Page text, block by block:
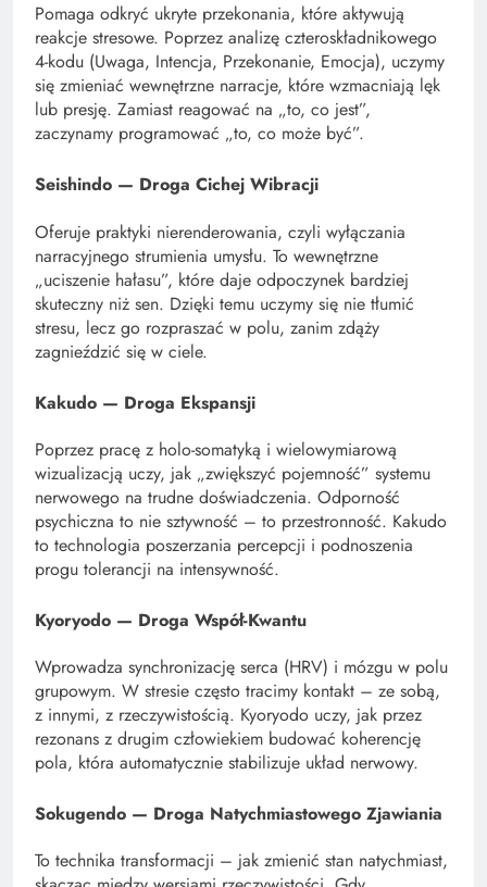
Pomaga odkryć ukryte przekonania, które aktywują
reakcje stresowe. Poprzez analizę czteroskładnikowego
4-kodu (Uwaga, Intencja, Przekonanie, Emocja), uczymy
się zmieniać wewnętrzne narracje, które wzmacniają lęk
lub presję. Zamiast reagować na „to, co jest”,
zaczynamy programować „to, co może być”.
Seishindo — Droga Cichej Wibracji
Oferuje praktyki nierenderowania, czyli wyłączania
narracyjnego strumienia umysłu. To wewnętrzne
„uciszenie hałasu”, które daje odpoczynek bardziej
skuteczny niż sen. Dzięki temu uczymy się nie tłumić
stresu, lecz go rozpraszać w polu, zanim zdąży
zagnieździć się w ciele.
Kakudo — Droga Ekspansji
Poprzez pracę z holo-somatyką i wielowymiarową
wizualizacją uczy, jak „zwiększyć pojemność” systemu
nerwowego na trudne doświadczenia. Odporność
psychiczna to nie sztywność – to przestronność. Kakudo
to technologia poszerzania percepcji i podnoszenia
progu tolerancji na intensywność.
Kyoryodo — Droga Współ-Kwantu
Wprowadza synchronizację serca (HRV) i mózgu w polu
grupowym. W stresie często tracimy kontakt – ze sobą,
z innymi, z rzeczywistością. Kyoryodo uczy, jak przez
rezonans z drugim człowiekiem budować koherencję
pola, która automatycznie stabilizuje układ nerwowy.
Sokugendo — Droga Natychmiastowego Zjawiania
To technika transformacji – jak zmienić stan natychmiast,